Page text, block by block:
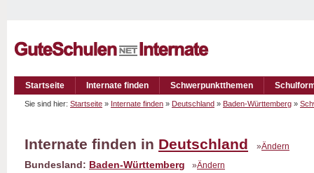
Startseite Internate finden Schwerpunktthemen
Sie sind hier: Startseite » Internate finden » Deutschland » Baden-Württemberg »
Internate finden in Deutschland »Ändern
Bundesland: Baden-Württemberg »Ändern